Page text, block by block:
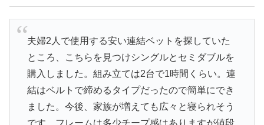
夫婦2人で使用する安い連結ベットを探していた
ところ、こちらを見つけシングルとセミダブルを
購入しました。組み立ては2台で1時間くらい。連
結はベルトで締めるタイプだったので簡単にでき
ました。今後、家族が増えても広々と寝られそう
です。フレームは多少チープ感はありますが値段